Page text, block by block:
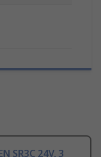
SR3C 24V, 3